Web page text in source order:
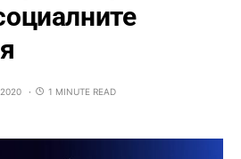
1 MINUTE READ